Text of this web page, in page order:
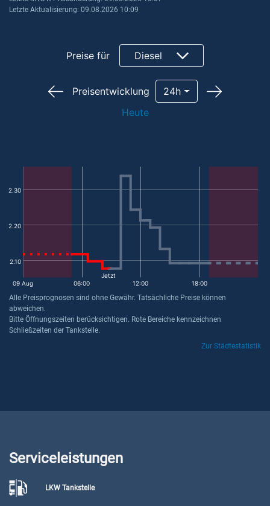
Letzte Aktualisierung: 09.08.2026 10:09
Preise für Diesel
Preisentwicklung
24h
Heute
2.10
2.20
2.30
09 Aug 06:00 12:00 18:00
Jetzt
Alle Preisprognosen sind ohne Gewähr. Tatsächliche Preise können
abweichen.
Bitte Öffnungszeiten berücksichtigen. Rote Bereiche kennzeichnen
Schließzeiten der Tankstelle.
Zur Städtestatistik
Serviceleistungen
LKW Tankstelle